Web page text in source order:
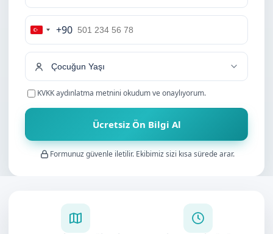
Turkey
+90
+90
KVKK aydınlatma metnini okudum ve onaylıyorum.
Ücretsiz Ön Bilgi Al
Formunuz güvenle iletilir. Ekibimiz sizi kısa sürede arar.